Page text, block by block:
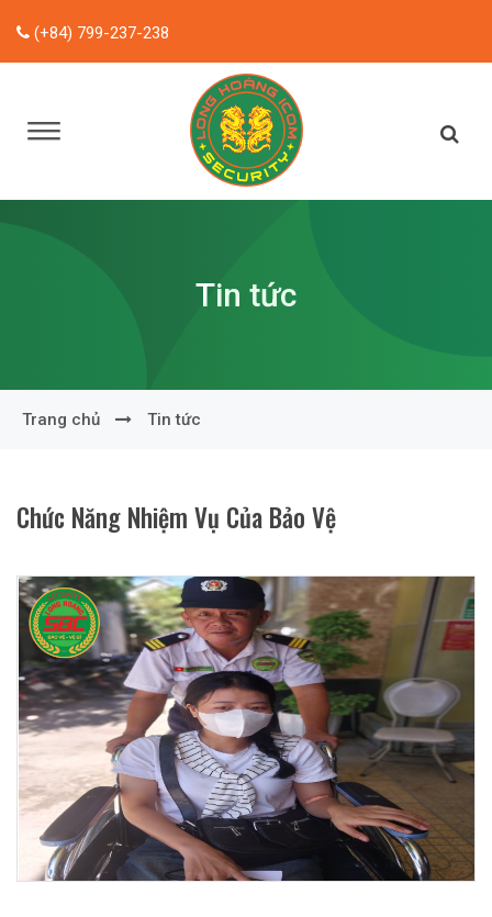
(+84) 799-237-238
Tin tức
Trang chủ Tin tức
Chức Năng Nhiệm Vụ Của Bảo Vệ